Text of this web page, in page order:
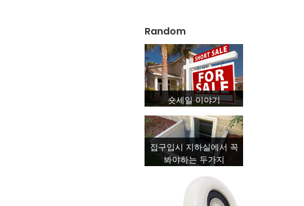
Random
숏세일 이야기
집구입시 지하실에서 꼭
봐야하는 두가지